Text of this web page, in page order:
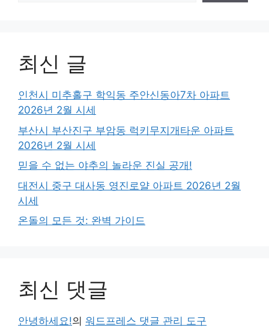
최신 글
인천시 미추홀구 학익동 주안신동아7차 아파트
2026년 2월 시세
부산시 부산진구 부암동 럭키무지개타운 아파트
2026년 2월 시세
믿을 수 없는 야추의 놀라운 진실 공개!
대전시 중구 대사동 영진로얄 아파트 2026년 2월
시세
온돌의 모든 것: 완벽 가이드
최신 댓글
안녕하세요!의 워드프레스 댓글 관리 도구